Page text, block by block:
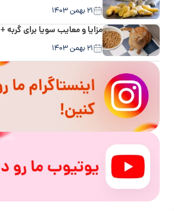
۲۱ بهمن ۱۴۰۳
مزایا و معایب سویا برای گربه + ۴ دستور غذایی
۲۱ بهمن ۱۴۰۳